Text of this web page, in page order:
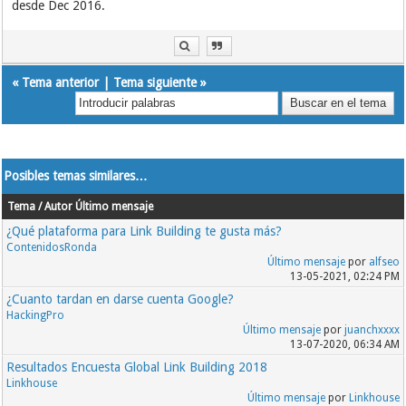
desde Dec 2016.
« Tema anterior| Tema siguiente»
Posibles temas similares…
Tema / Autor Último mensaje
¿Qué plataforma para Link Building te gusta más?
ContenidosRonda
Último mensajepor alfseo
13-05-2021, 02:24 PM
¿Cuanto tardan en darse cuenta Google?
HackingPro
Último mensajepor juanchxxxx
13-07-2020, 06:34 AM
Resultados Encuesta Global Link Building 2018
Linkhouse
Último mensajepor Linkhouse